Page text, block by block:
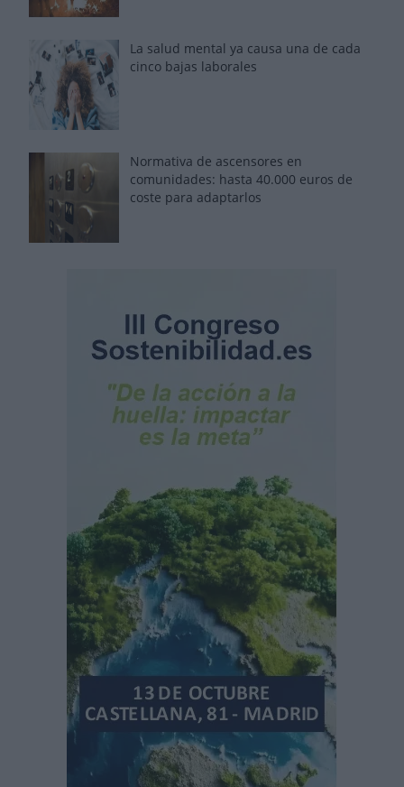
La salud mental ya causa una de cada
cinco bajas laborales
Normativa de ascensores en
comunidades: hasta 40.000 euros de
coste para adaptarlos